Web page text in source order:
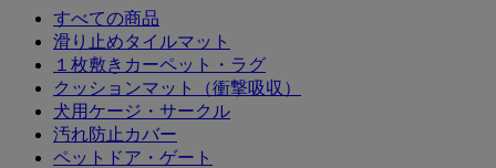
すべての商品
滑り止めタイルマット
１枚敷きカーペット・ラグ
クッションマット（衝撃吸収）
犬用ケージ・サークル
汚れ防止カバー
ペットドア・ゲート